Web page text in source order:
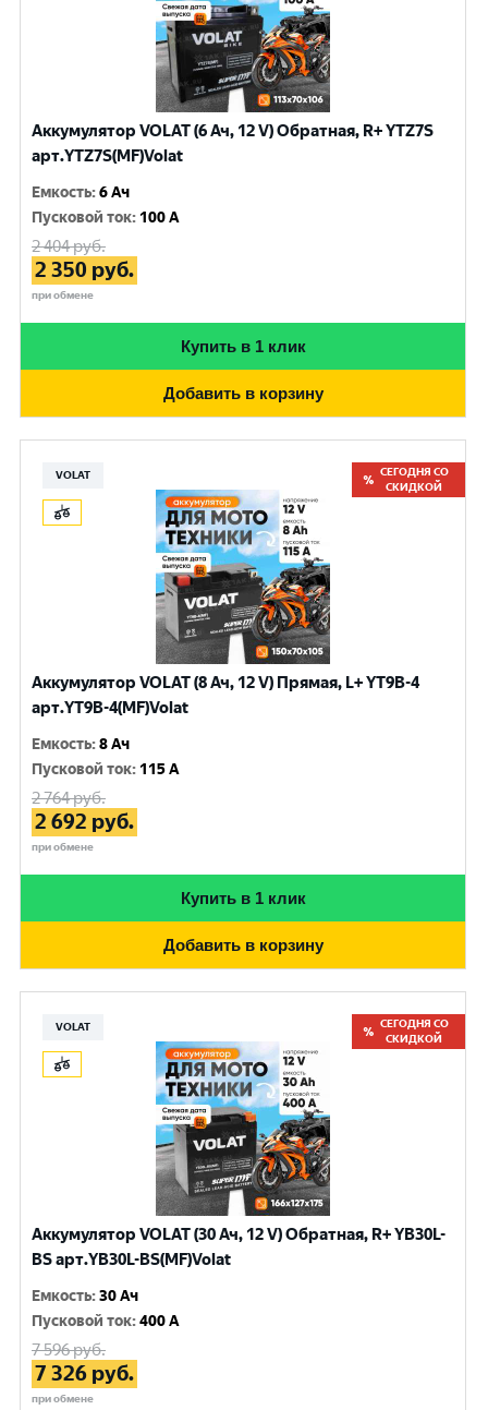
Аккумулятор VOLAT (6 Ач, 12 V) Обратная, R+ YTZ7S
арт.YTZ7S(MF)Volat
Емкость:6 Ач
Пусковой ток: 100 A
2 404руб.
2 350 руб.
при обмене
Купить в 1 клик
Добавить в корзину
VOLAT
СЕГОДНЯ СО
СКИДКОЙ
Аккумулятор VOLAT (8 Ач, 12 V) Прямая, L+ YT9B-4
арт.YT9B-4(MF)Volat
Емкость:8 Ач
Пусковой ток: 115 A
2 764руб.
2 692 руб.
при обмене
Купить в 1 клик
Добавить в корзину
VOLAT
СЕГОДНЯ СО
СКИДКОЙ
Аккумулятор VOLAT (30 Ач, 12 V) Обратная, R+ YB30L-
BS арт.YB30L-BS(MF)Volat
Емкость:30 Ач
Пусковой ток:400 A
7 596руб.
7 326 руб.
при обмене